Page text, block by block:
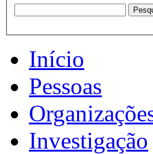
Início
Pessoas
Investigação